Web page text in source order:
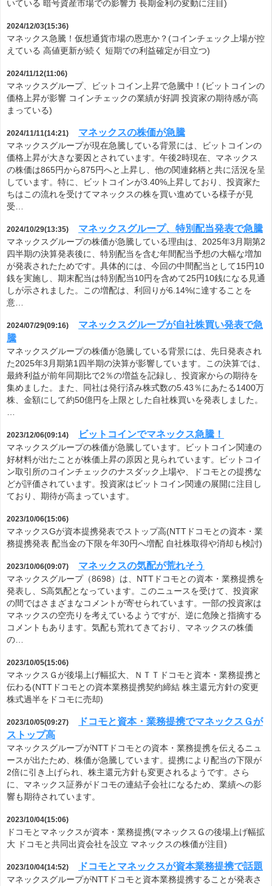
いている 暗号資産市場での影響力 長期金利の変動に注目)
2024/12/03(15:36)
マネックス急騰！仮想通貨市場の恩恵か？(コインチェック上場が控
えている 高値更新が続く 短期での利益確定が目立つ)
2024/11/12(11:06)
マネックスグループ、ビットコイン上昇で急騰中！(ビットコインの
価格上昇が影響 コインチェックの業績が好調 投資家の期待感が高
まっている)
2024/11/11(14:21) マネックスの株価が急騰
マネックスグループが現在急騰している背景には、ビットコインの
価格上昇が大きな要因とされています。午後2時現在、マネックス
の株価は865円から875円へと上昇し、他の関連銘柄と共に活況を呈
しています。特に、ビットコインが3.40%上昇しており、投資家た
ちはこの流れを受けてマネックスの株を買い進めている様子が見
受…
2024/10/29(13:35) マネックスグループ、特別配当発表で急騰
マネックスグループの株価が急騰している理由は、2025年3月期第2
四半期の決算発表後に、特別配当を含む年間配当予想の大幅な増加
が発表されたためです。具体的には、今回の中間配当として15円10
銭を実施し、期末配当は特別配当10円を含めて25円10銭になる見通
しが示されました。この増配は、利回りが6.14%に達することを
意…
2024/07/29(09:16)
マネックスグループが自社株買い発表で急
騰
マネックスグループの株価が急騰している背景には、先日発表され
た2025年3月期第1四半期の決算が影響しています。この決算では、
最終利益が前年同期比で2％の増益を記録し、投資家からの期待を
集めました。また、同社は発行済み株式数の5.43％にあたる1400万
株、金額にして約50億円を上限とした自社株買いを発表しました。
2023/12/06(09:14) ビットコインでマネックス急騰！
マネックスグループの株価が急騰しています。ビットコイン関連の
好材料が出たことが株価上昇の原因と見られています。ビットコイ
ン取引所のコインチェックのナスダック上場や、ドコモとの提携な
どが評価されています。投資家はビットコイン関連の展開に注目し
ており、期待が高まっています。
2023/10/06(15:06)
マネックスGが資本提携発表でストップ高(NTTドコモとの資本・業
務提携発表 配当金の下限を年30円へ増配 自社株取得や消却も検討)
2023/10/06(09:07) マネックスの気配が荒れそう
マネックスグループ（8698）は、NTTドコモとの資本・業務提携を
発表し、S高気配となっています。このニュースを受けて、投資家
の間ではさまざまなコメントが寄せられています。一部の投資家は
マネックスの空売りを考えているようですが、逆に危険と指摘する
コメントもあります。気配も荒れてきており、マネックスの株価
の…
2023/10/05(15:06)
マネックスＧが後場上げ幅拡大、ＮＴＴドコモと資本・業務提携と
伝わる(NTTドコモとの資本業務提携契約締結 株主還元方針の変更
株式過半をドコモに売却)
2023/10/05(09:27)
ドコモと資本・業務提携でマネックスＧが
ストップ高
マネックスグループがNTTドコモとの資本・業務提携を伝えるニュ
ースが出たため、株価が急騰しています。提携により配当の下限が
2倍に引き上げられ、株主還元方針も変更されるようです。さら
に、マネックス証券がドコモの連結子会社になるため、業績への影
響も期待されています。
2023/10/04(15:06)
ドコモとマネックスが資本・業務提携(マネックスＧの後場上げ幅拡
大 ドコモと共同出資会社を設立 マネックスの株価が注目)
2023/10/04(14:52) ドコモとマネックスが資本業務提携で話題
マネックスグループがNTTドコモと資本業務提携することが発表さ